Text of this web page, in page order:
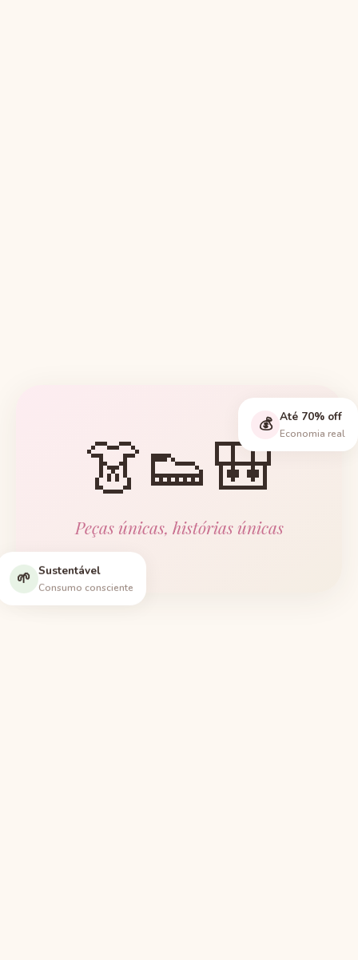
👗👟🎒
Peças únicas, histórias únicas
🌱 Sustentável
Consumo consciente
💰 Até 70% off
Economia real